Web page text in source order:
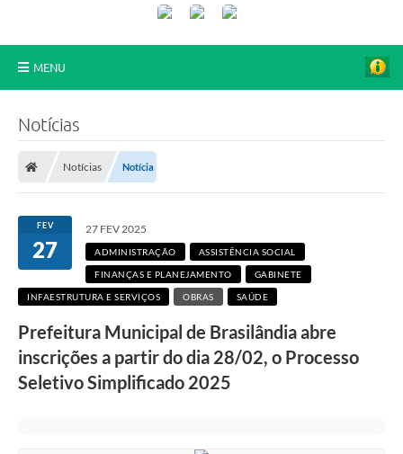
MENU
Transparência
Câmara Municipal
Tributação
Diário Oficial
Notícias
Notícias Notícia
FEV
27
27 FEV 2025
ADMINISTRAÇÃO ASSISTÊNCIA SOCIAL
FINANÇAS E PLANEJAMENTO GABINETE
INFAESTRUTURA E SERVIÇOS OBRAS SAÚDE
Prefeitura Municipal de Brasilândia abre
inscrições a partir do dia 28/02, o Processo
Seletivo Simplificado 2025